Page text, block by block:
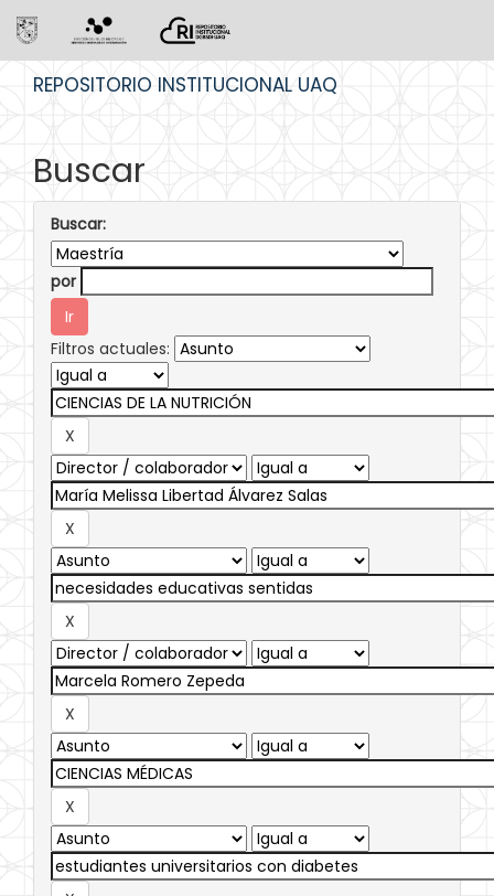
REPOSITORIO INSTITUCIONAL UAQ
Buscar
Buscar:
por
Filtros actuales: